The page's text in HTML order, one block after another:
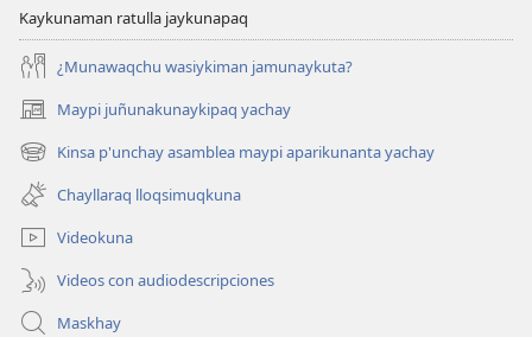
Kaykunaman ratulla jaykunapaq
¿Munawaqchu wasiykiman jamunaykuta?
Maypi juñunakunaykipaq yachay
(abre
una
nueva
ventana)
Kinsa p'unchay asamblea maypi aparikunanta yachay
(abre
una
nueva
ventana)
Chayllaraq lloqsimuqkuna
Videokuna
Videos con audiodescripciones
Maskhay